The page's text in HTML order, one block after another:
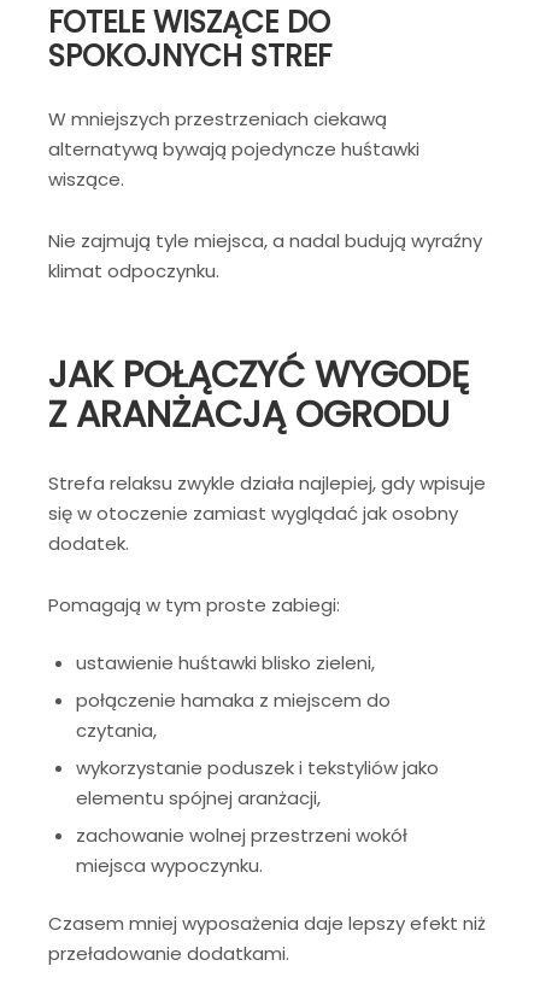
FOTELE WISZĄCE DO
SPOKOJNYCH STREF
W mniejszych przestrzeniach ciekawą
alternatywą bywają pojedyncze huśtawki
wiszące.
Nie zajmują tyle miejsca, a nadal budują wyraźny
klimat odpoczynku.
JAK POŁĄCZYĆ WYGODĘ
Z ARANŻACJĄ OGRODU
Strefa relaksu zwykle działa najlepiej, gdy wpisuje
się w otoczenie zamiast wyglądać jak osobny
dodatek.
Pomagają w tym proste zabiegi:
ustawienie huśtawki blisko zieleni,
połączenie hamaka z miejscem do
czytania,
wykorzystanie poduszek i tekstyliów jako
elementu spójnej aranżacji,
zachowanie wolnej przestrzeni wokół
miejsca wypoczynku.
Czasem mniej wyposażenia daje lepszy efekt niż
przeładowanie dodatkami.